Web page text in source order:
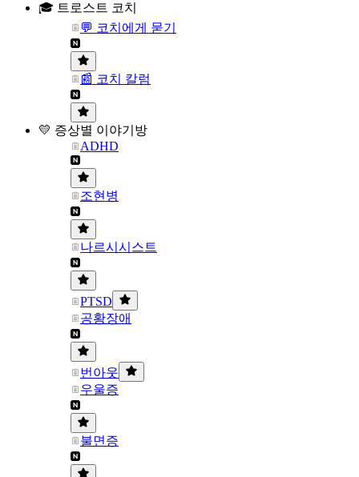
🎓 트로스트 코치
💬 코치에게 묻기
📰 코치 칼럼
💛 증상별 이야기방
ADHD
조현병
나르시시스트
PTSD
공황장애
번아웃
우울증
불면증